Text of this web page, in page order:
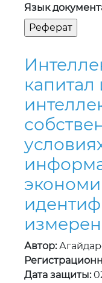
Язык
Автор:
Дата защиты: